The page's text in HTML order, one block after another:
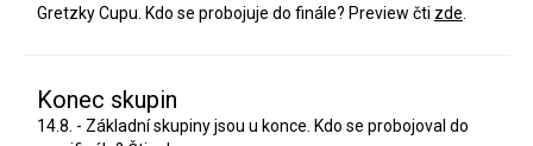
Gretzky Cupu. Kdo se probojuje do finále? Preview čti zde
Konec skupin
14.8. - Základní skupiny jsou u konce. Kdo se probojoval do